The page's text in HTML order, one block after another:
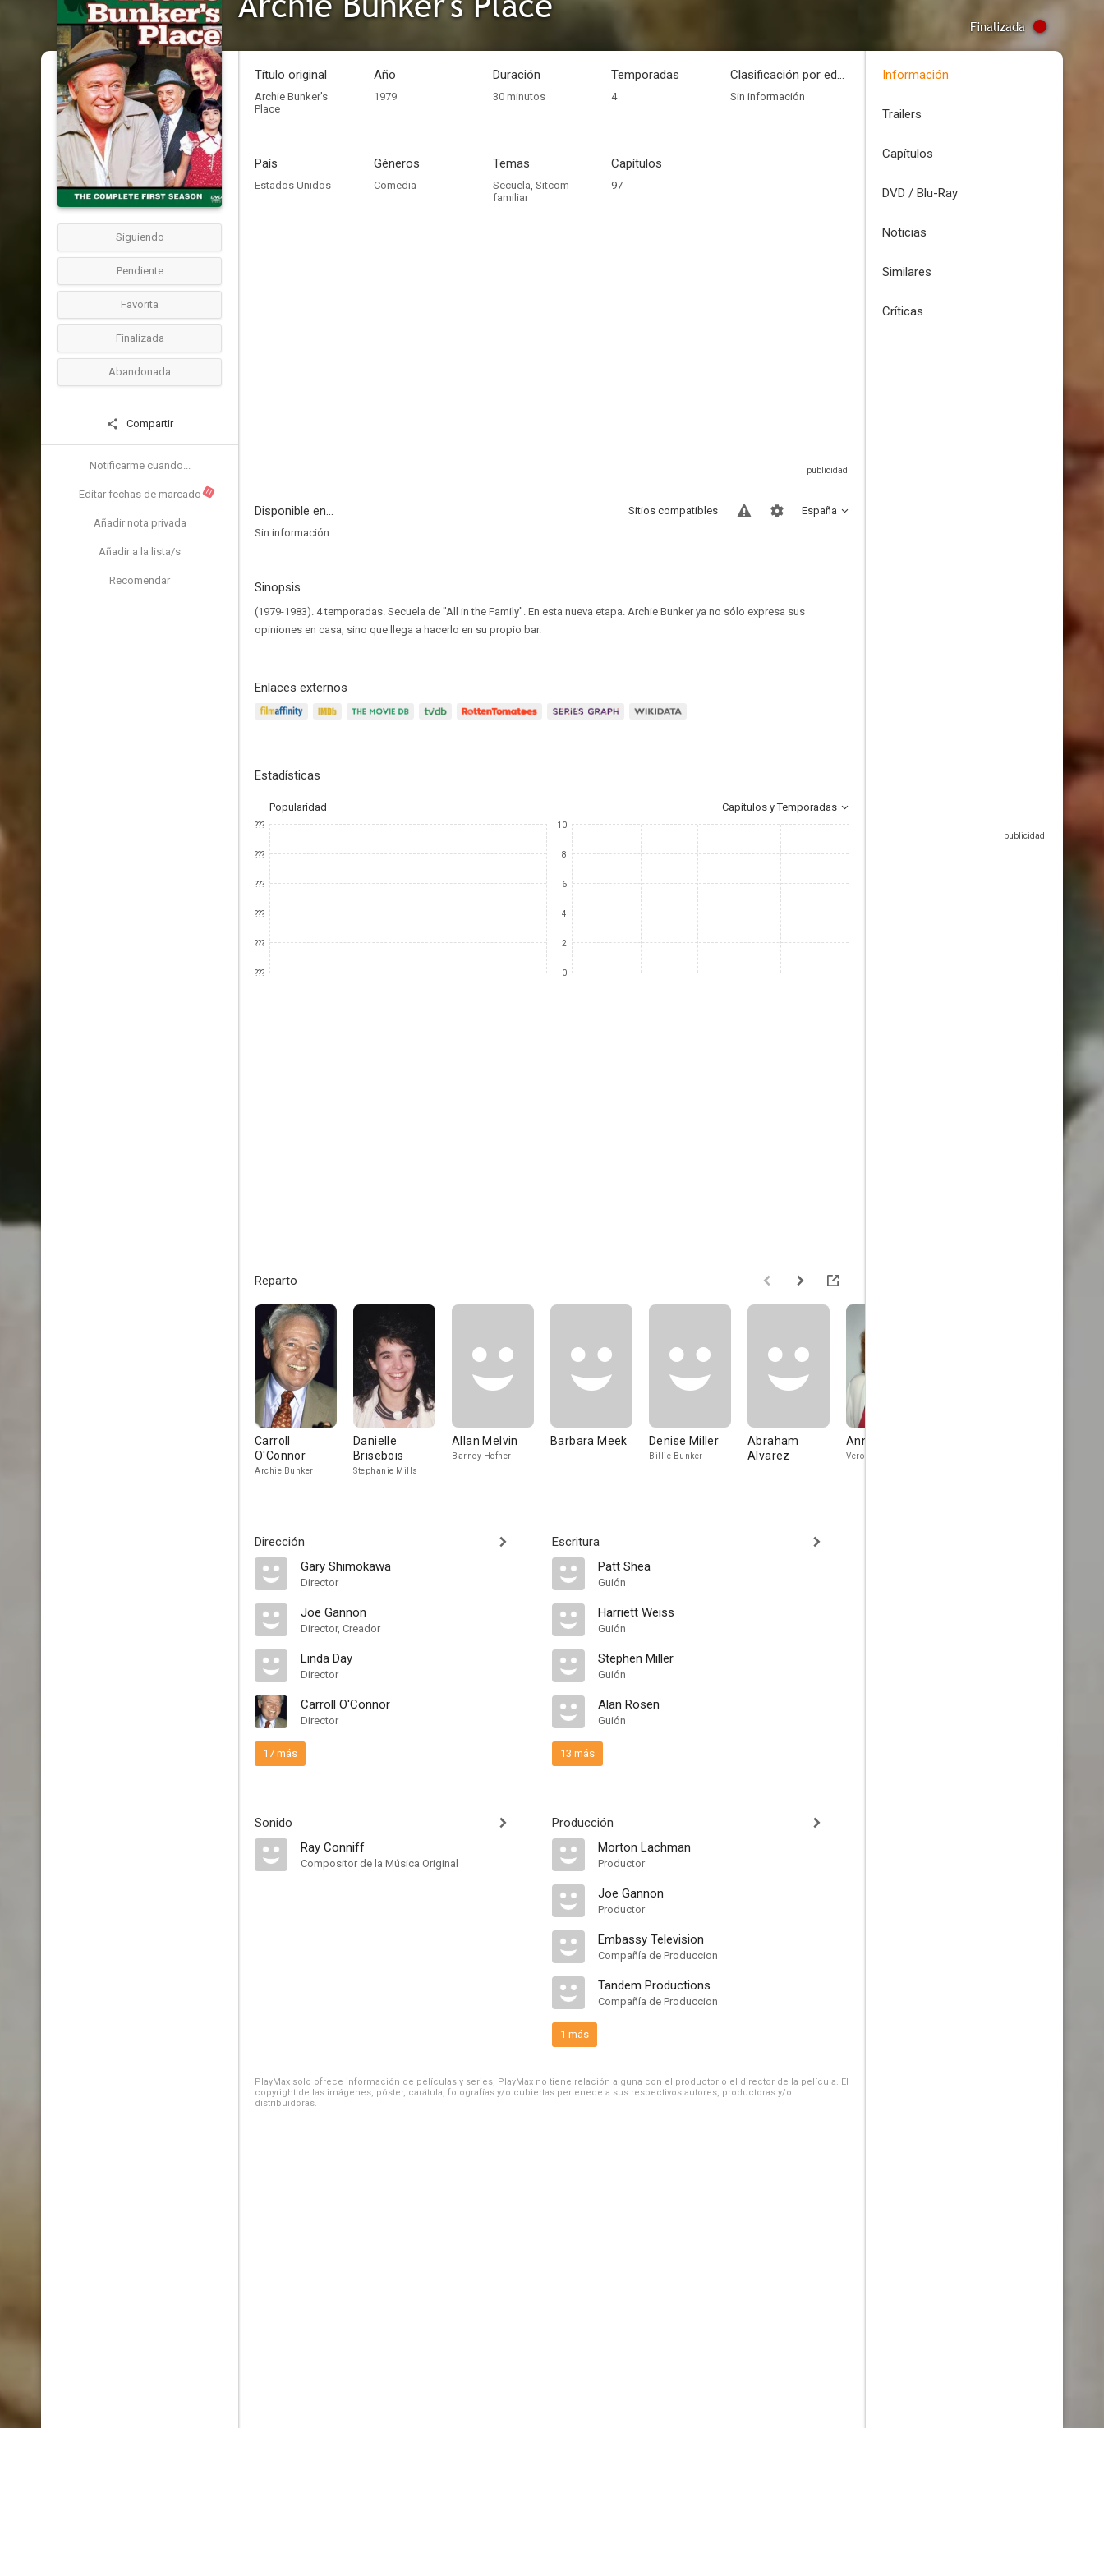
Finalizada
Siguiendo
Pendiente
Favorita
Finalizada
Abandonada
Compartir
Notificarme cuando...
Editar fechas de marcado N
Añadir nota privada
Añadir a la lista/s
Recomendar
Título original
Archie Bunker's
Place
Año
1979
Duración
30 minutos
Temporadas
4
Clasificación por edades
Sin información
País
Estados Unidos
Géneros
Comedia
Temas
Secuela, Sitcom
familiar
Capítulos
97
Disponible en... España
Sitios compatibles
Sin información
Sinopsis
(1979-1983). 4 temporadas. Secuela de "All in the Family". En esta nueva etapa. Archie Bunker ya no sólo expresa sus
opiniones en casa, sino que llega a hacerlo en su propio bar.
Enlaces externos
Estadísticas
Popularidad Capítulos y Temporadas
???
???
???
???
???
???
10
8
6
4
2
0
Reparto
Carroll
O'Connor
Archie Bunker
Danielle
Brisebois
Stephanie Mills
Allan Melvin
Barney Hefner
Barbara Meek Denise Miller
Billie Bunker
Abraham
Alvarez
Anne Meara
Veronica Rooney
Dirección
Gary Shimokawa
Director
Joe Gannon
Director, Creador
Linda Day
Director
Carroll O'Connor
Director
17 más
Sonido
Ray Conniff
Compositor de la Música Original
Escritura
Patt Shea
Guión
Harriett Weiss
Guión
Stephen Miller
Guión
Alan Rosen
Guión
13 más
Producción
Morton Lachman
Productor
Joe Gannon
Productor
Embassy Television
Compañía de Produccion
Tandem Productions
Compañía de Produccion
1 más
PlayMax solo ofrece información de películas y series, PlayMax no tiene relación alguna con el productor o el director de la película. El
copyright de las imágenes, póster, carátula, fotografías y/o cubiertas pertenece a sus respectivos autores, productoras y/o
distribuidoras.
Información
Trailers
Capítulos
DVD / Blu-Ray
Noticias
Similares
Críticas